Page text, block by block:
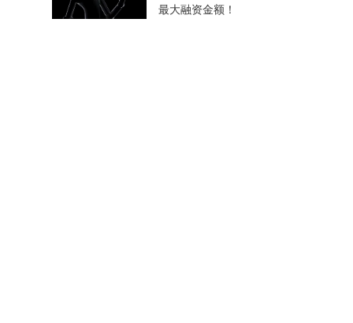
最大融资金额！